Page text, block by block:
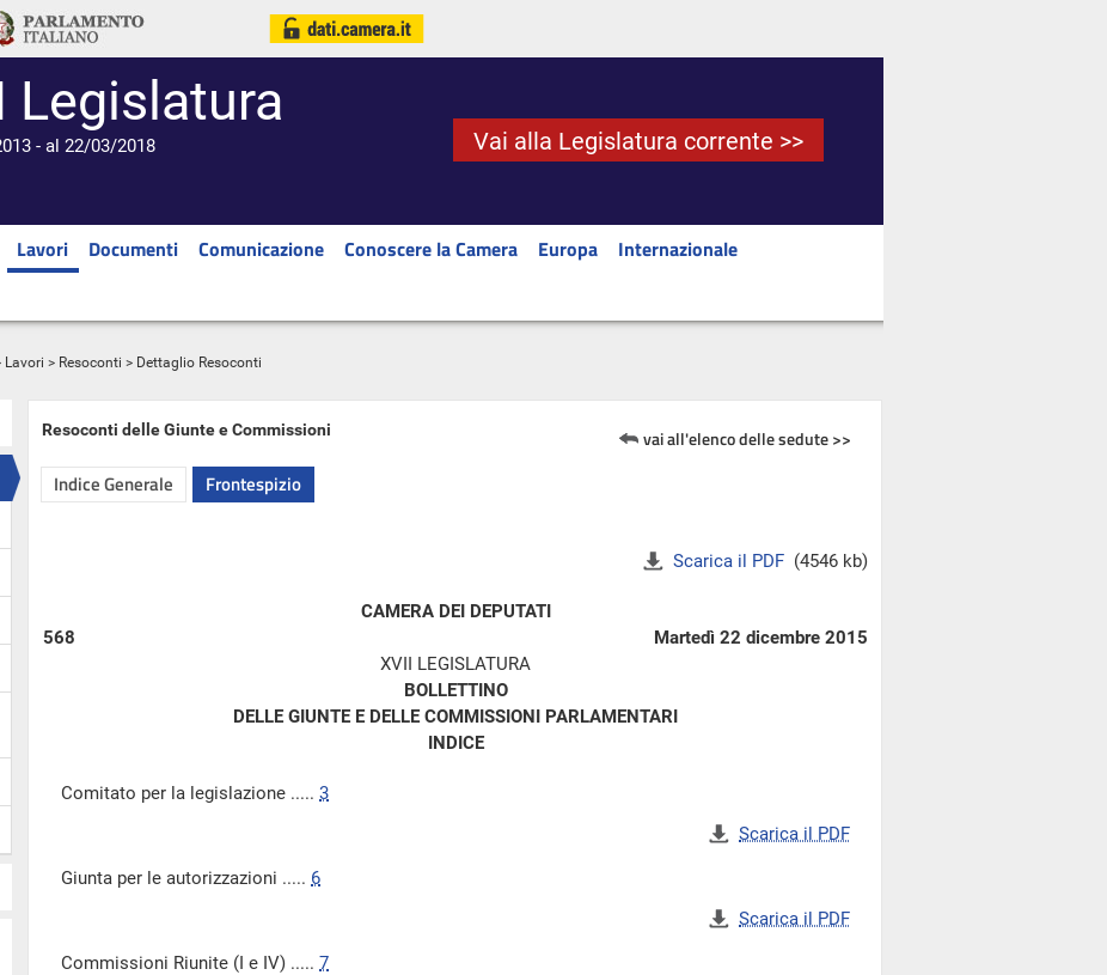
Legislatura
- al 22/03/2018 Vai alla Legislatura corrente >>
Lavori Documenti Comunicazione Conoscere la Camera Europa
Internazionale
Lavori > Resoconti > Dettaglio Resoconti
Resoconti delle Giunte e Commissioni vai all'elenco delle sedute >>
Indice Generale Frontespizio
Scarica il PDF (4546 kb)
CAMERA DEI DEPUTATI
568
Martedì 22 dicembre 2015
XVII LEGISLATURA
BOLLETTINO
DELLE GIUNTE E DELLE COMMISSIONI PARLAMENTARI
INDICE
Comitato per la legislazione ..... 3
Scarica il PDF
Giunta per le autorizzazioni ..... 6
Scarica il PDF
Commissioni Riunite (I e IV) ..... 7